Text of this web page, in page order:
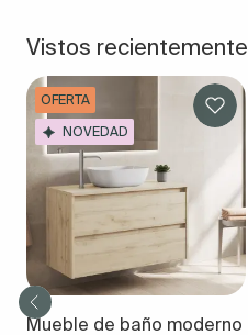
Vistos recientemente
OFERTA
NOVEDAD
Mueble de baño moderno